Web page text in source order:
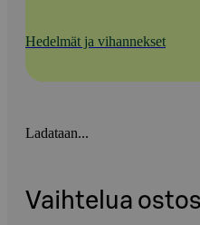
Hedelmät ja vihannekset
Ladataan...
Vaihtelua